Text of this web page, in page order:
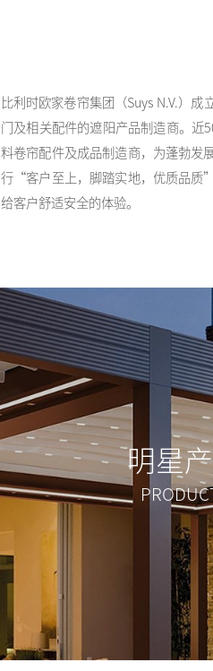
比利时欧家卷帘集团（Suys N.V.）
门及相关配件的遮阳产品制造商。近
料卷帘配件及成品制造商，为蓬勃发
行“客户至上，脚踏实地，优质品质
给客户舒适安全的体验。
明星